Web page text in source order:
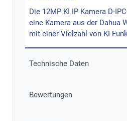
Die 12MP KI IP Kamera D-
eine Kamera aus der Dahua
mit einer Vielzahl von KI
Technische Daten
Bewertungen